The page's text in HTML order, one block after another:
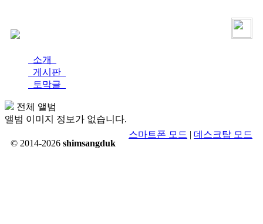
소개
게시판
토막글
전체 앨범
앨범 이미지 정보가 없습니다.
© 2014-2026 shimsangduk
스마트폰 모드 | 데스크탑 모드